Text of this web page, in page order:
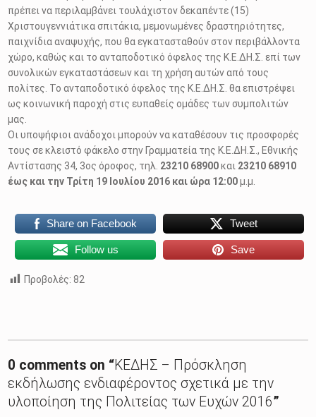
πρέπει να περιλαμβάνει τουλάχιστον δεκαπέντε (15)
Χριστουγεννιάτικα σπιτάκια, μεμονωμένες δραστηριότητες,
παιχνίδια αναψυχής, που θα εγκατασταθούν στον περιβάλλοντα
χώρο, καθώς και το ανταποδοτικό όφελος της Κ.Ε.ΔΗ.Σ. επί των
συνολικών εγκαταστάσεων και τη χρήση αυτών από τους
πολίτες. Το ανταποδοτικό όφελος της Κ.Ε.ΔΗ.Σ. θα επιστρέψει
ως κοινωνική παροχή στις ευπαθείς ομάδες των συμπολιτών
μας.
Οι υποψήφιοι ανάδοχοι μπορούν να καταθέσουν τις προσφορές
τους σε κλειστό φάκελο στην Γραμματεία της Κ.Ε.ΔΗ.Σ., Εθνικής
Αντίστασης 34, 3ος όροφος, τηλ. 23210 68900και 23210 68910
έως και την Τρίτη 19 Ιουλίου 2016 και ώρα 12:00μ.μ.
Share on Facebook Tweet
Follow us Save
Προβολές: 82
0 comments on “ΚΕΔΗΣ – Πρόσκληση
εκδήλωσης ενδιαφέροντος σχετικά με την
υλοποίηση της Πολιτείας των Ευχών 2016”